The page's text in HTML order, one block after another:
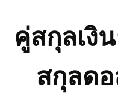
คู่สกุลเงิ
สกุลด